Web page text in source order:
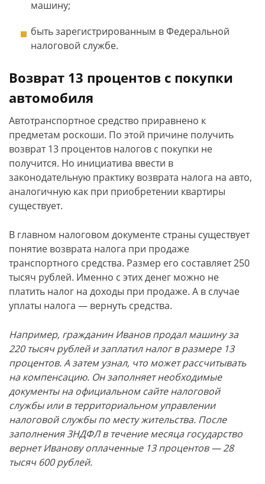
машину;
быть зарегистрированным в Федеральной
налоговой службе.
Возврат 13 процентов с покупки
автомобиля
Автотранспортное средство приравнено к
предметам роскоши. По этой причине получить
возврат 13 процентов налогов с покупки не
получится. Но инициатива ввести в
законодательную практику возврата налога на авто,
аналогичную как при приобретении квартиры
существует.
В главном налоговом документе страны существует
понятие возврата налога при продаже
транспортного средства. Размер его составляет 250
тысяч рублей. Именно с этих денег можно не
платить налог на доходы при продаже. А в случае
уплаты налога — вернуть средства.
Например, гражданин Иванов продал машину за
220 тысяч рублей и заплатил налог в размере 13
процентов. А затем узнал, что может рассчитывать
на компенсацию. Он заполняет необходимые
документы на официальном сайте налоговой
службы или в территориальном управлении
налоговой службы по месту жительства. После
заполнения 3НДФЛ в течение месяца государство
вернет Иванову оплаченные 13 процентов — 28
тысяч 600 рублей.